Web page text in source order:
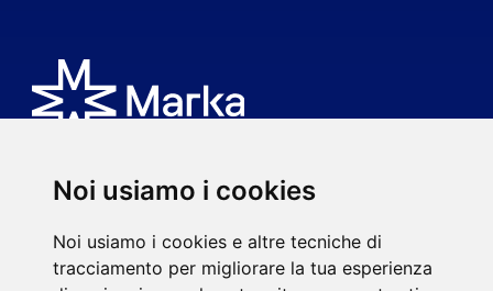
Noi usiamo i cookies
Noi usiamo i cookies e altre tecniche di
tracciamento per migliorare la tua esperienza
È un brand di MK spa.
Via Ciro Menotti, 77
20017 Rho (MI)